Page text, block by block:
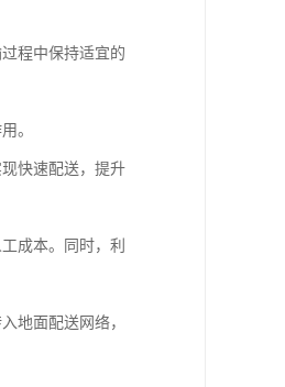
程中保持适宜的
。
快速配送，提升
成本。同时，利
地面配送网络，